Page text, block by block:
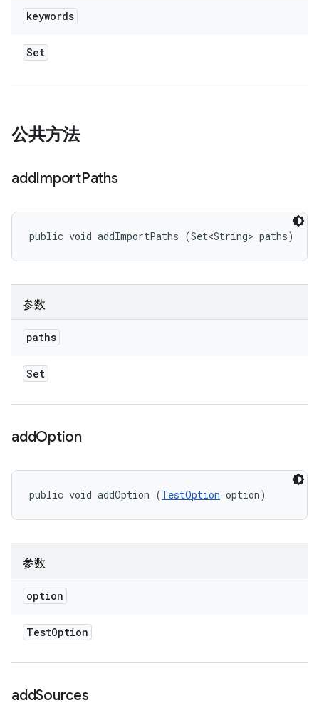
keywords
Set
公共方法
addImportPaths
public void addImportPaths (Set<String> paths)
参数
paths
Set
addOption
public void addOption (TestOption option)
参数
option
TestOption
addSources